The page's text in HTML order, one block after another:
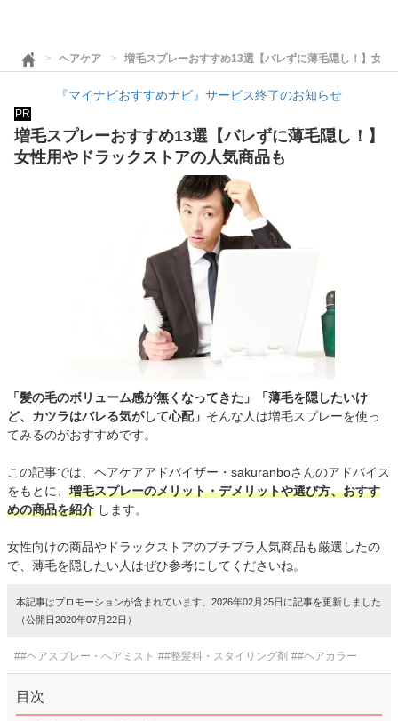
ヘアケア 増毛スプレーおすすめ13選【バレずに薄毛隠し！】女
『マイナビおすすめナビ』サービス終了のお知らせ
PR
増毛スプレーおすすめ13選【バレずに薄毛隠し！】
女性用やドラックストアの人気商品も
「髪の毛のボリューム感が無くなってきた」「薄毛を隠したいけ
ど、カツラはバレる気がして心配」 そんな人は増毛スプレーを使っ
てみるのがおすすめです。
この記事では、ヘアケアアドバイザー・sakuranboさんのアドバイス
をもとに、 増毛スプレーのメリット・デメリットや選び方、おすす
めの商品を紹介 します。
女性向けの商品やドラックストアのプチプラ人気商品も厳選したの
で、薄毛を隠したい人はぜひ参考にしてくださいね。
本記事はプロモーションが含まれています。2026年02月25日に記事を更新しました
（公開日2020年07月22日）
##ヘアスプレー・へアミスト ##整髪料・スタイリング剤 ##ヘアカラー
目次